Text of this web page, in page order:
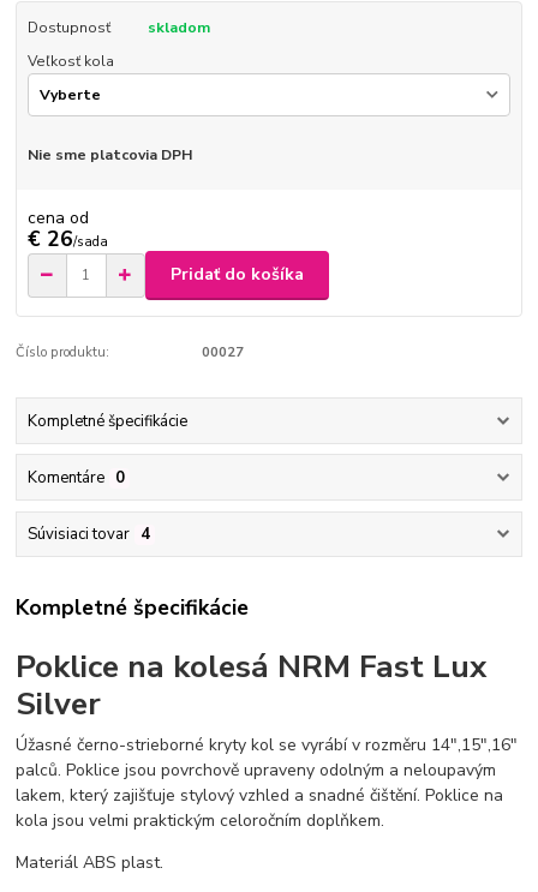
Dostupnosť
skladom
Veľkosť kola
Nie sme platcovia DPH
cena od
€ 26/sada
Pridať do košíka
Číslo produktu: 00027
Kompletné špecifikácie
Komentáre 0
Súvisiaci tovar 4
Kompletné špecifikácie
Poklice na kolesá NRM Fast Lux
Silver
Úžasné černo-strieborné kryty kol se vyrábí v rozměru 14",15",16"
palců. Poklice jsou povrchově upraveny odolným a neloupavým
lakem, který zajišťuje stylový vzhled a snadné čištění. Poklice na
kola jsou velmi praktickým celoročním doplňkem.
Materiál ABS plast.